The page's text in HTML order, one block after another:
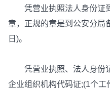
凭营业执照法人身份证
章，正规的章是到公安分局
日)。
凭营业执照、法人身份
企业组织机构代码证;(1个工